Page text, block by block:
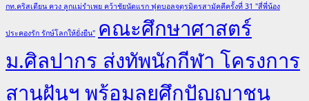
กท.คริสเตียน ควง ลูกแม่รำเพย คว้าชัยนัดแรก ฟุตบอลจตุรมิตรสามัคคีครั้งที่ 31 "สี่พี่น้อง
ประคองรัก รักษ์โลกให้ยั่งยืน" คณะศึกษาศาสตร์
ม.ศิลปากร ส่งทัพนักกีฬา โครงการ
สานฝันฯ พร้อมลุยศึกปัญญาชน